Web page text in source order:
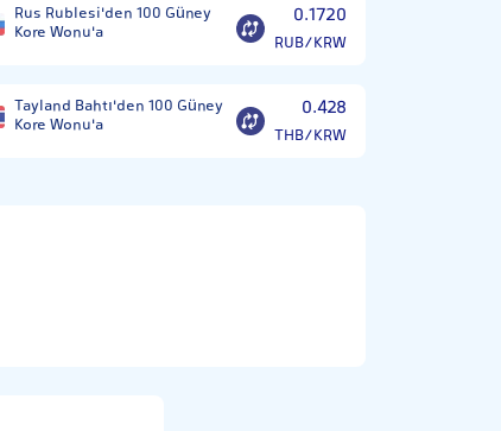
Rus Rublesi'den 100 Güney
Kore Wonu'a
0.1720
RUB/KRW
Tayland Bahtı'den 100 Güney
Kore Wonu'a
0.428
THB/KRW